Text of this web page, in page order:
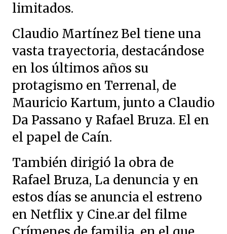
limitados.
Claudio Martínez Bel tiene una
vasta trayectoria, destacándose
en los últimos años su
protagismo en Terrenal, de
Mauricio Kartum, junto a Claudio
Da Passano y Rafael Bruza. El en
el papel de Caín.
También dirigió la obra de
Rafael Bruza, La denuncia y en
estos días se anuncia el estreno
en Netflix y Cine.ar del filme